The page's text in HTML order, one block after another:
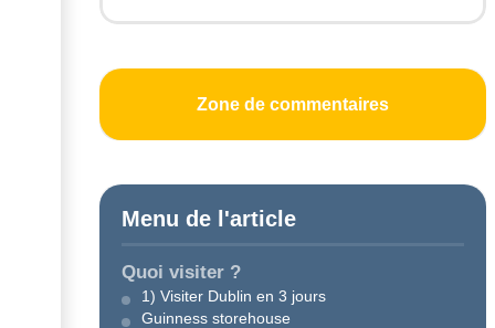
Zone de commentaires
Menu de l'article
Quoi visiter ?
1) Visiter Dublin en 3 jours
Guinness storehouse